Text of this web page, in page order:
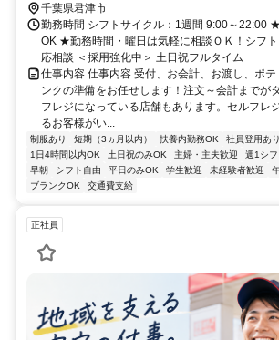
千葉県君津市
勤務時間 シフトサイクル：1週間 9:00～22:00
OK ★勤務時間・曜日は気軽に相談ＯＫ！シフ
応相談 ＜採用強化中＞ 土日祝フルタイム
仕事内容 仕事内容 受付、お会計、お渡し、ポテ
ンクの準備をお任せします！注文～会計までが
フレジになっている店舗もあります。セルフレ
るお客様がい...
制服あり 短期（3ヵ月以内） 扶養内勤務OK 社員登用あり
1日4時間以内OK
土日祝のみOK 主婦・主夫歓迎 週1シ
早朝
シフト自由 平日のみOK 学生歓迎 未経験者歓迎
ブランクOK
交通費支給
正社員